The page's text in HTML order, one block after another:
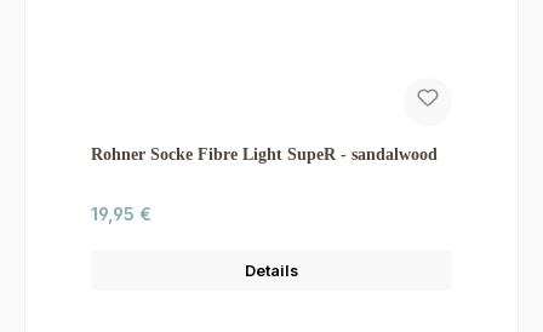
Rohner Socke Fibre Light SupeR - sandalwood
Regulärer Preis:
19,95 €
Details